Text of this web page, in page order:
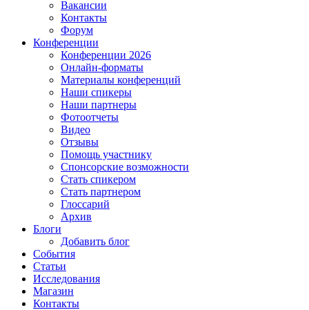
Вакансии
Контакты
Форум
Конференции
Конференции 2026
Онлайн-форматы
Материалы конференций
Наши спикеры
Наши партнеры
Фотоотчеты
Видео
Отзывы
Помощь участнику
Спонсорские возможности
Стать спикером
Стать партнером
Глоссарий
Архив
Блоги
Добавить блог
События
Статьи
Исследования
Магазин
Контакты